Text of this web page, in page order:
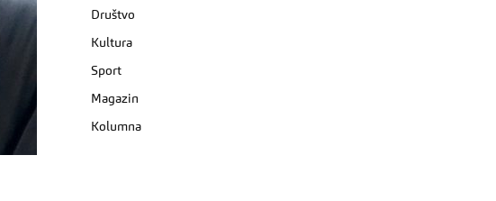
Društvo
Kultura
Sport
Magazin
Kolumna